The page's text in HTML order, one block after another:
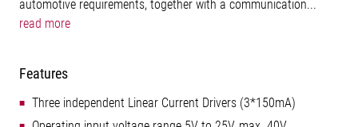
automotive requirements, together with a communication...
read more
Features
Three independent Linear Current Drivers (3*150mA)